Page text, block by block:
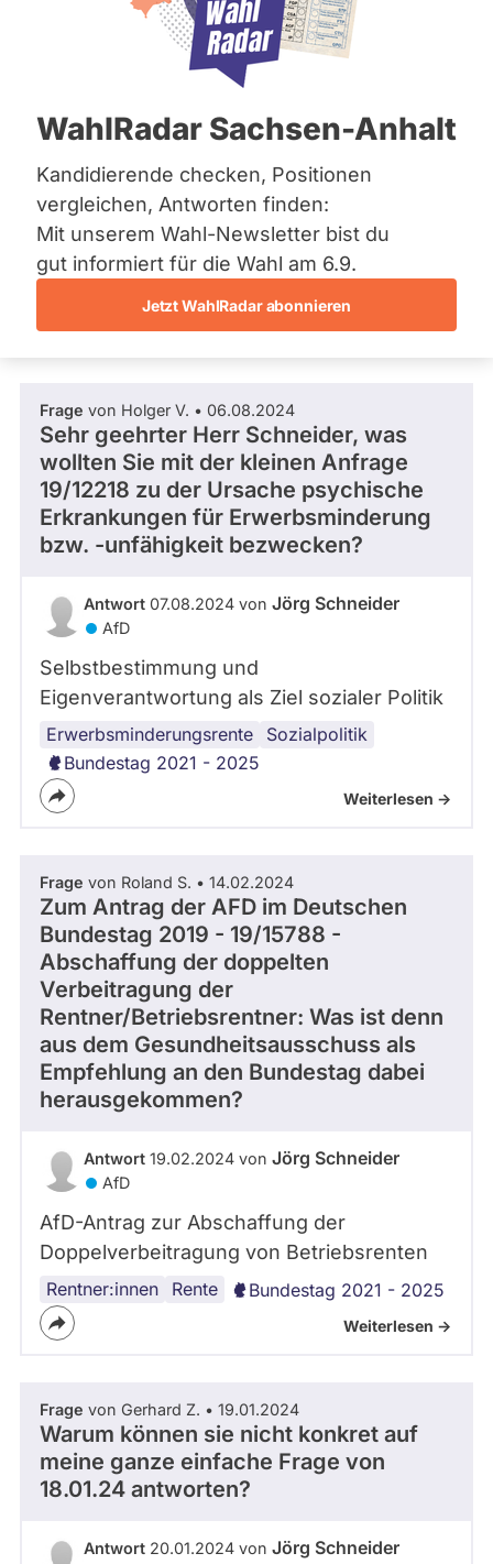
Bremen
Hamburg
Mecklenburg-Vorpommern
Nordrhein-Westfalen
Saarland
Sachsen
Sachsen-Anhalt
Sachsen-Anhalt
Schleswig-Holstein
Thüringen
Archiv
Spenden
WahlRadar Sachsen-Anhalt
Kandidierende checken, Positionen
vergleichen, Antworten finden:
Mit unserem Wahl-Newsletter bist du
gut informiert für die Wahl am 6.9.
Jetzt WahlRadar abonnieren
AfD
Dieser Politiker hat kein aktuelles und kein
zukünftiges Mandat und keine
Direktandidatur auf Landes-, Bundes- oder
Wahlliste werden bei uns nicht erfasst.
Die Fragefunktion ist für diese Person
derzeit nicht aktiv.
Politiker:innen
aktiven
oder
Mandaten
können
über
abgeordnetenwatch
befragt
Fragen und Antworten
Frage von Holger V. • 06.08.2024
Sehr geehrter Herr Schneider, was
wollten Sie mit der kleinen Anfrage
19/12218 zu der Ursache psychische
Erkrankungen für Erwerbsminderung
bzw. -unfähigkeit bezwecken?
Antwort 07.08.2024 von Jörg Schneider
AfD
Selbstbestimmung und
Eigenverantwortung als Ziel sozialer Politik
Erwerbsminderungsrente Sozialpolitik
psychische
Gesundheit
Bundestag 2021 - 2025
Weiterlesen ->
Frage von Roland S. • 14.02.2024
Zum Antrag der AFD im Deutschen
Bundestag 2019 - 19/15788 -
Abschaffung der doppelten
Verbeitragung der
Rentner/Betriebsrentner: Was ist denn
aus dem Gesundheitsausschuss als
Empfehlung an den Bundestag dabei
herausgekommen?
Antwort 19.02.2024 von Jörg Schneider
AfD
AfD-Antrag zur Abschaffung der
Doppelverbeitragung von Betriebsrenten
Rentner:innen Rente Bundestag 2021 - 2025
Weiterlesen ->
Frage von Gerhard Z. • 19.01.2024
Warum können sie nicht konkret auf
meine ganze einfache Frage von
18.01.24 antworten?
Antwort 20.01.2024 von Jörg Schneider